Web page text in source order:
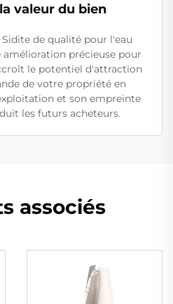
valeur du bien
de qualité pour l'eau
amélioration précieuse pour
le potentiel d'attraction
de votre propriété en
et son empreinte
les futurs acheteurs.
associés